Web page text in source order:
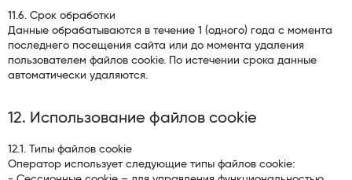
11.6. Срок обработки
Данные обрабатываются в течение 1 (одного) года с момента
последнего посещения сайта или до момента удаления
пользователем файлов cookie. По истечении срока данные
автоматически удаляются.
12. Использование файлов cookie
12.1. Типы файлов cookie
Оператор использует следующие типы файлов cookie: